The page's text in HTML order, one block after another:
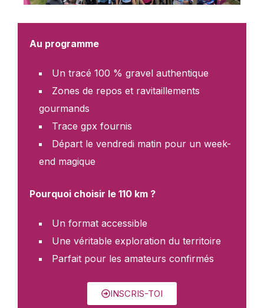
Au programme
Un tracé 100 % gravel authentique
Zones de repos et ravitaillements
gourmands
Trace gpx fournis
Départ le vendredi matin pour un week-
end magique
Pourquoi choisir le 110 km ?
Un format accessible
Une véritable exploration du territoire
Parfait pour les amateurs confirmés
INSCRIS-TOI